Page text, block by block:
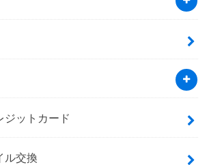
ジットカード
ル交換